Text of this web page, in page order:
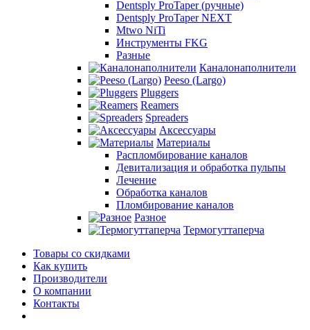
Dentsply ProTaper (ручные)
Dentsply ProTaper NEXT
Mtwo NiTi
Инструменты FKG
Разные
Каналонаполнители
Peeso (Largo)
Pluggers
Reamers
Spreaders
Аксессуары
Материалы
Распломбирование каналов
Девитализация и обработка пульпы
Лечение
Обработка каналов
Пломбирование каналов
Разное
Термогуттаперча
Товары со скидками
Как купить
Производители
О компании
Контакты